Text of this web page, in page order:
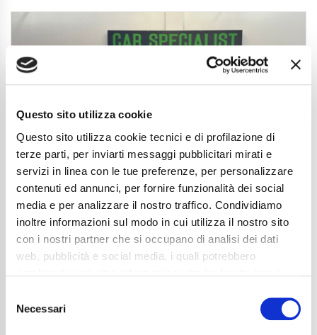
Questo sito utilizza cookie
Questo sito utilizza cookie tecnici e di profilazione di
terze parti, per inviarti messaggi pubblicitari mirati e
servizi in linea con le tue preferenze, per personalizzare
contenuti ed annunci, per fornire funzionalità dei social
media e per analizzare il nostro traffico. Condividiamo
inoltre informazioni sul modo in cui utilizza il nostro sito
con i nostri partner che si occupano di analisi dei dati
web, pubblicità e social media, i quali potrebbero
mera chiusura del banner non comporta l’accettazione
Selection
Necessari
Opel Corsa 1.2 GS s&s 100cv
Anni